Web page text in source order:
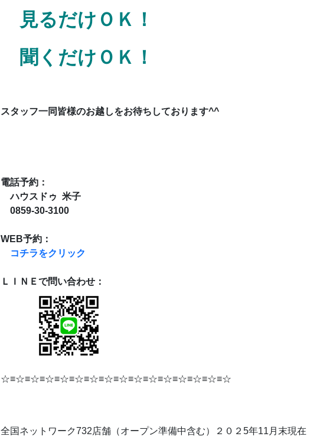
見るだけＯＫ！
聞くだけＯＫ！
スタッフ一同 皆様のお越しをお待ちしております^^
電話予約：
ハウスドゥ 米子
0859-30-3100
WEB予約：
コチラをクリック
ＬＩＮＥで問い合わせ：
☆≡☆≡☆≡☆≡☆≡☆≡☆≡☆≡☆≡☆≡☆≡☆≡☆≡☆≡☆≡☆
全国ネットワーク732店舗（オープン準備中含む）２０２5年11月末現在